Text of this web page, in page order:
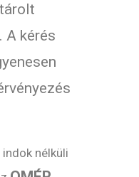
A kérés
nélküli